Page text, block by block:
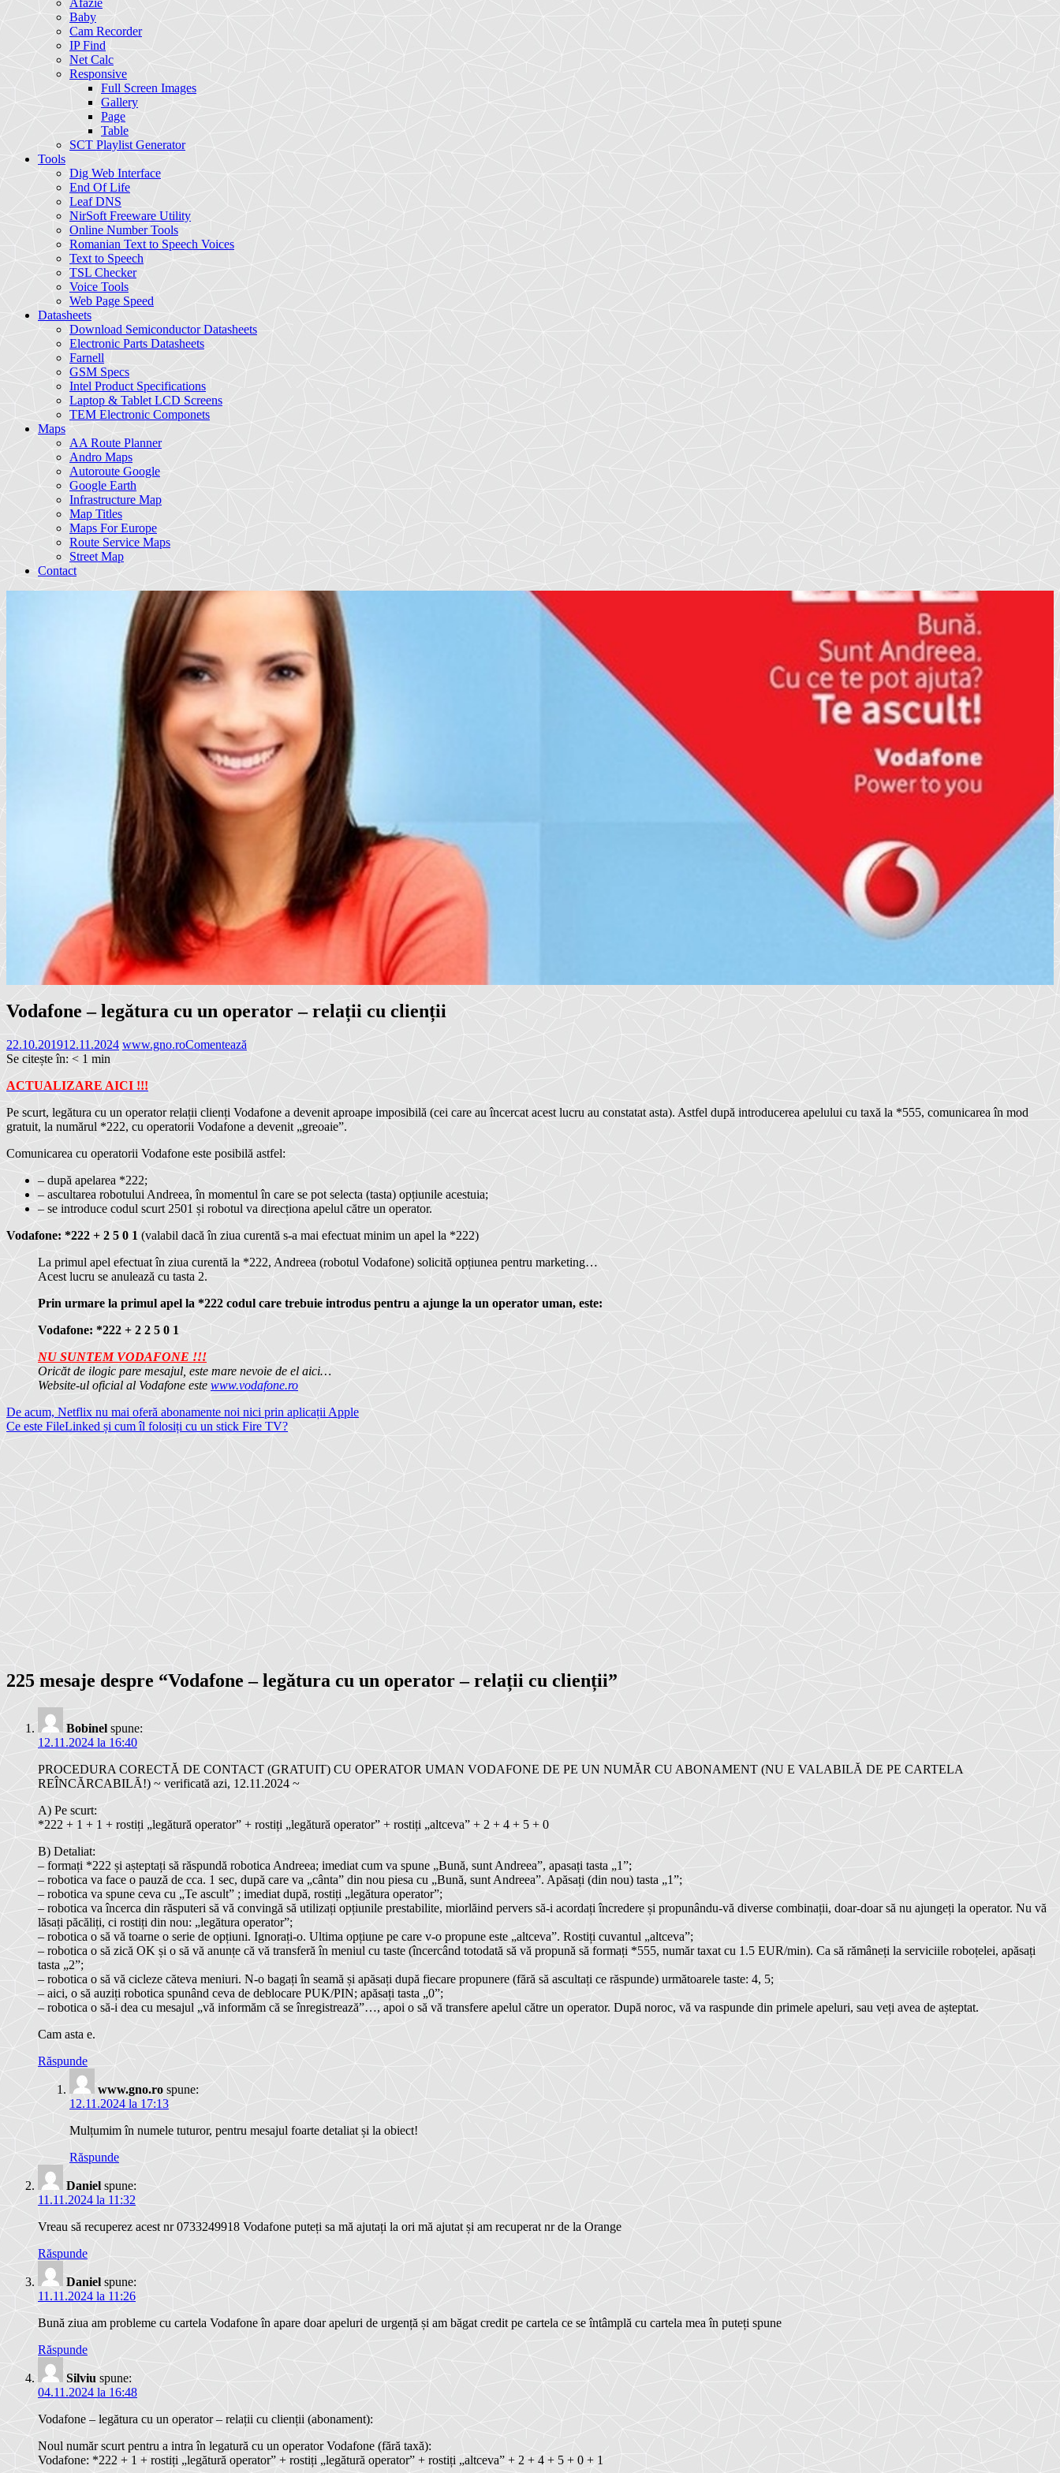
Afazie
Baby
Cam Recorder
IP Find
Net Calc
Responsive
Full Screen Images
Gallery
Page
Table
SCT Playlist Generator
Tools
Dig Web Interface
End Of Life
Leaf DNS
NirSoft Freeware Utility
Online Number Tools
Romanian Text to Speech Voices
Text to Speech
TSL Checker
Voice Tools
Web Page Speed
Datasheets
Download Semiconductor Datasheets
Electronic Parts Datasheets
Farnell
GSM Specs
Intel Product Specifications
Laptop & Tablet LCD Screens
TEM Electronic Componets
Maps
AA Route Planner
Andro Maps
Autoroute Google
Google Earth
Infrastructure Map
Map Titles
Maps For Europe
Route Service Maps
Street Map
Contact
Vodafone – legătura cu un operator – relații cu clienții
22.10.201912.11.2024 www.gno.roComentează
Se citește în: < 1 min
ACTUALIZARE AICI !!!
Pe scurt, legătura cu un operator relații clienți Vodafone a devenit aproape imposibilă (cei care au încercat acest lucru au constatat asta). Astfel după introducerea apelului cu taxă la *555, comunicarea în mod
gratuit, la numărul *222, cu operatorii Vodafone a devenit „greoaie”.
Comunicarea cu operatorii Vodafone este posibilă astfel:
– după apelarea *222;
– ascultarea robotului Andreea, în momentul în care se pot selecta (tasta) opțiunile acestuia;
– se introduce codul scurt 2501 și robotul va direcționa apelul către un operator.
Vodafone: *222 + 2 5 0 1 (valabil dacă în ziua curentă s-a mai efectuat minim un apel la *222)
La primul apel efectuat în ziua curentă la *222, Andreea (robotul Vodafone) solicită opțiunea pentru marketing…
Acest lucru se anulează cu tasta 2.
Prin urmare la primul apel la *222 codul care trebuie introdus pentru a ajunge la un operator uman, este:
Vodafone: *222 + 2 2 5 0 1
NU SUNTEM VODAFONE !!!
Oricăt de ilogic pare mesajul, este mare nevoie de el aici…
Website-ul oficial al Vodafone este www.vodafone.ro
Navigare
în
articole
De acum, Netflix nu mai oferă abonamente noi nici prin aplicații Apple
Ce este FileLinked și cum îl folosiți cu un stick Fire TV?
225 mesaje despre “Vodafone – legătura cu un operator – relații cu clienții”
Bobinel spune:
12.11.2024 la 16:40
PROCEDURA CORECTĂ DE CONTACT (GRATUIT) CU OPERATOR UMAN VODAFONE DE PE UN NUMĂR CU ABONAMENT (NU E VALABILĂ DE PE CARTELA
REÎNCĂRCABILĂ!) ~ verificată azi, 12.11.2024 ~
A) Pe scurt:
*222 + 1 + 1 + rostiți „legătură operator” + rostiți „legătură operator” + rostiți „altceva” + 2 + 4 + 5 + 0
B) Detaliat:
– formați *222 și așteptați să răspundă robotica Andreea; imediat cum va spune „Bună, sunt Andreea”, apasați tasta „1”;
– robotica va face o pauză de cca. 1 sec, după care va „cânta” din nou piesa cu „Bună, sunt Andreea”. Apăsați (din nou) tasta „1”;
– robotica va spune ceva cu „Te ascult” ; imediat după, rostiți „legătura operator”;
– robotica va încerca din răsputeri să vă convingă să utilizați opțiunile prestabilite, miorlăind pervers să-i acordați încredere și propunându-vă diverse combinații, doar-doar să nu ajungeți la operator. Nu vă
lăsați păcăliți, ci rostiți din nou: „legătura operator”;
– robotica o să vă toarne o serie de opțiuni. Ignorați-o. Ultima opțiune pe care v-o propune este „altceva”. Rostiți cuvantul „altceva”;
– robotica o să zică OK și o să vă anunțe că vă transferă în meniul cu taste (încercând totodată să vă propună să formați *555, număr taxat cu 1.5 EUR/min). Ca să rămâneți la serviciile roboțelei, apăsați
tasta „2”;
– robotica o să vă cicleze căteva meniuri. N-o bagați în seamă și apăsați după fiecare propunere (fără să ascultați ce răspunde) următoarele taste: 4, 5;
– aici, o să auziți robotica spunând ceva de deblocare PUK/PIN; apăsați tasta „0”;
– robotica o să-i dea cu mesajul „vă informăm că se înregistrează”…, apoi o să vă transfere apelul către un operator. După noroc, vă va raspunde din primele apeluri, sau veți avea de așteptat.
Cam asta e.
Răspunde
www.gno.ro spune:
12.11.2024 la 17:13
Mulțumim în numele tuturor, pentru mesajul foarte detaliat și la obiect!
Răspunde
Daniel spune:
11.11.2024 la 11:32
Vreau să recuperez acest nr 0733249918 Vodafone puteți sa mă ajutați la ori mă ajutat și am recuperat nr de la Orange
Răspunde
Daniel spune:
11.11.2024 la 11:26
Bună ziua am probleme cu cartela Vodafone în apare doar apeluri de urgență și am băgat credit pe cartela ce se întâmplă cu cartela mea în puteți spune
Răspunde
Silviu spune:
04.11.2024 la 16:48
Vodafone – legătura cu un operator – relații cu clienții (abonament):
Noul număr scurt pentru a intra în legatură cu un operator Vodafone (fără taxă):
Vodafone: *222 + 1 + rostiți „legătură operator” + rostiți „legătură operator” + rostiți „altceva” + 2 + 4 + 5 + 0 + 1